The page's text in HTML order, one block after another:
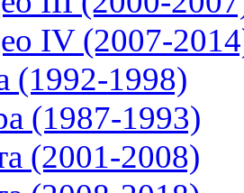
IV (2007-
(1992-1998)
(1987-1993)
(2001-2008)